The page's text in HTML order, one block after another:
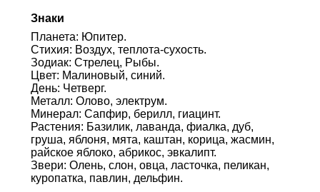
Знаки
Планета: Юпитер.
Стихия: Воздух, теплота-сухость.
Зодиак: Стрелец, Рыбы.
Цвет: Малиновый, синий.
День: Четверг.
Металл: Олово, электрум.
Минерал: Сапфир, берилл, гиацинт.
Растения: Базилик, лаванда, фиалка, дуб,
груша, яблоня, мята, каштан, корица, жасмин,
райское яблоко, абрикос, эвкалипт.
Звери: Олень, слон, овца, ласточка, пеликан,
куропатка, павлин, дельфин.